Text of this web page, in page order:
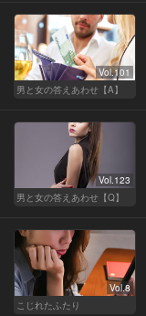
Vol.101
男と女の答えあわせ【A】
Vol.123
男と女の答えあわせ【Q】
Vol.8
こじれたふたり